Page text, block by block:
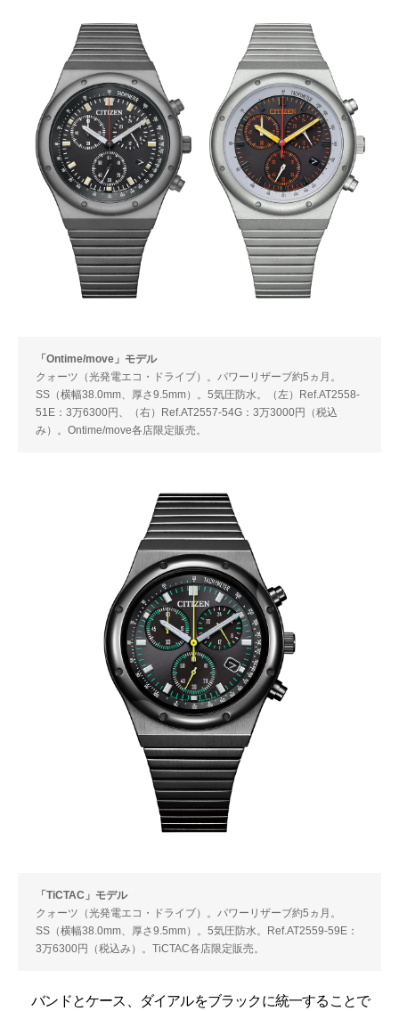
「Ontime/move」モデル
クォーツ（光発電エコ・ドライブ）。パワーリザーブ約5ヵ月。
SS（横幅38.0mm、厚さ9.5mm）。5気圧防水。（左）Ref.AT2558-
51E：3万6300円、（右）Ref.AT2557-54G：3万3000円（税込
み）。Ontime/move各店限定販売。
「TiCTAC」モデル
クォーツ（光発電エコ・ドライブ）。パワーリザーブ約5ヵ月。
SS（横幅38.0mm、厚さ9.5mm）。5気圧防水。Ref.AT2559-59E：
3万6300円（税込み）。TiCTAC各店限定販売。
バンドとケース、ダイアルをブラックに統一することで